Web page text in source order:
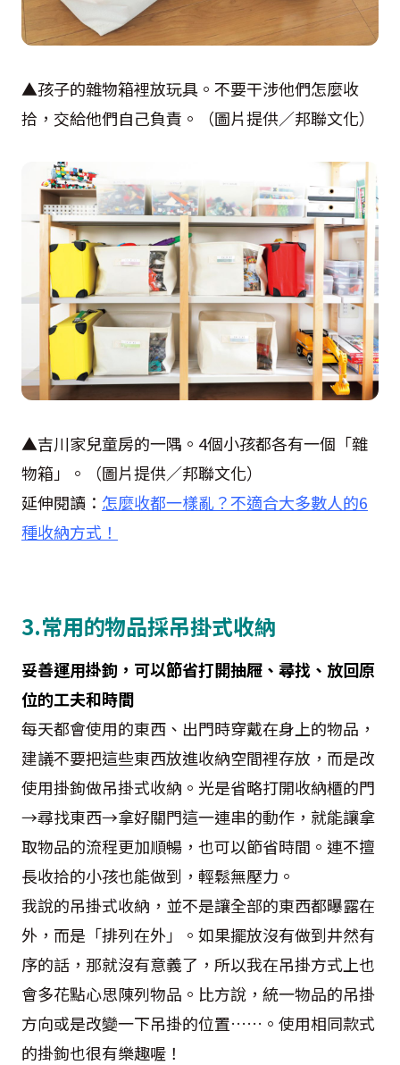
▲孩子的雜物箱裡放玩具。不要干涉他們怎麼收
拾，交給他們自己負責。（圖片提供／邦聯文化）
▲吉川家兒童房的一隅。4個小孩都各有一個「雜
物箱」。（圖片提供／邦聯文化）
延伸閱讀： 怎麼收都一樣亂？不適合大多數人的6
種收納方式！
3.常用的物品採吊掛式收納
妥善運用掛鉤，可以節省打開抽屜、尋找、放回原
位的工夫和時間
每天都會使用的東西、出門時穿戴在身上的物品，
建議不要把這些東西放進收納空間裡存放，而是改
使用掛鉤做吊掛式收納。光是省略打開收納櫃的門
→尋找東西→拿好關門這一連串的動作，就能讓拿
取物品的流程更加順暢，也可以節省時間。連不擅
長收拾的小孩也能做到，輕鬆無壓力。
我說的吊掛式收納，並不是讓全部的東西都曝露在
外，而是「排列在外」。如果擺放沒有做到井然有
序的話，那就沒有意義了，所以我在吊掛方式上也
會多花點心思陳列物品。比方說，統一物品的吊掛
方向或是改變一下吊掛的位置……。使用相同款式
的掛鉤也很有樂趣喔！